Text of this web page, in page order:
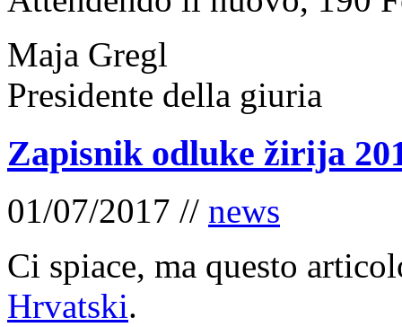
Maja Gregl
Presidente della giuria
Zapisnik odluke žirija
01/07/2017 // news
Ci spiace, ma questo
Hrvatski.